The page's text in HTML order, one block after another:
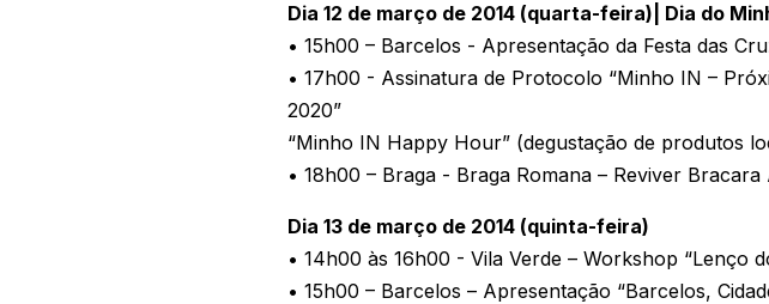
Dia 12 de março de 2014 (quarta-feira)| Dia do
• 15h00 – Barcelos - Apresentação da Festa das
• 17h00 - Assinatura de Protocolo “Minho IN –
2020”
“Minho IN Happy Hour” (degustação de produtos
• 18h00 – Braga - Braga Romana – Reviver
Dia 13 de março de 2014 (quinta-feira)
• 14h00 às 16h00 - Vila Verde – Workshop “Lenço
• 15h00 – Barcelos – Apresentação “Barcelos,